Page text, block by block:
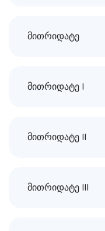
მითრიდატე
მითრიდატე I
მითრიდატე II
მითრიდატე III